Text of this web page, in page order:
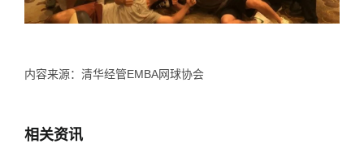
内容来源：清华经管EMBA网球协会
相关资讯